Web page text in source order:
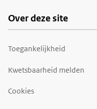
Over deze site
Toegankelijkheid
Kwetsbaarheid melden
Cookies